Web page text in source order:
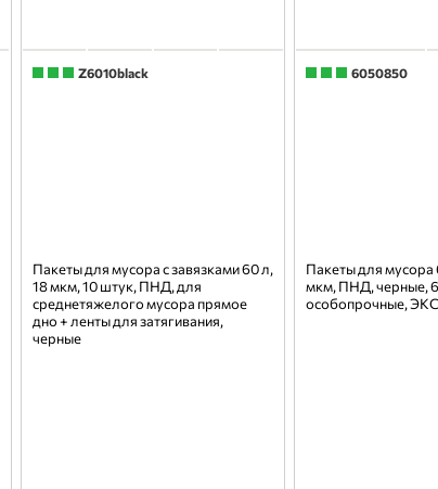
Z6010black
Пакеты для мусора с завязками 60 л,
18 мкм, 10 штук, ПНД, для
среднетяжелого мусора прямое
дно + ленты для затягивания,
черные
6050850
Пакеты для мусора
мкм, ПНД, черные,
особопрочные,